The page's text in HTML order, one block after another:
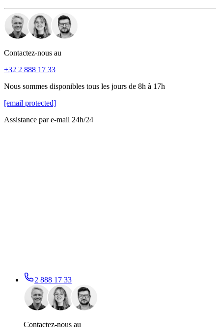
Contactez-nous au
+32 2 888 17 33
Nous sommes disponibles tous les jours de 8h à 17h
[email protected]
Assistance par e-mail 24h/24
2 888 17 33
Contactez-nous au